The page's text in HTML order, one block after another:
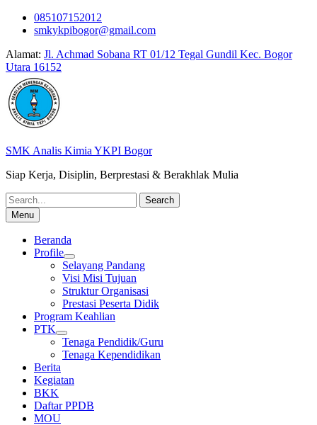
Skip
085107152012
smkykpibogor@gmail.com
Alamat: Jl. Achmad Sobana RT 01/12 Tegal Gundil Kec. Bogor
Utara 16152
SMK Analis Kimia YKPI Bogor
Siap Kerja, Disiplin, Berprestasi & Berakhlak Mulia
Search
for:Menu
Beranda
Profile
Selayang Pandang
Visi Misi Tujuan
Struktur Organisasi
Prestasi Peserta Didik
Program Keahlian
PTK
Tenaga Pendidik/Guru
Tenaga Kependidikan
Berita
Kegiatan
BKK
Daftar PPDB
MOU